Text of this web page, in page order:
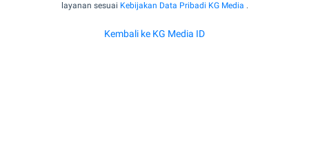
layanan sesuai Kebijakan Data Pribadi KG Media .
Kembali ke KG Media ID